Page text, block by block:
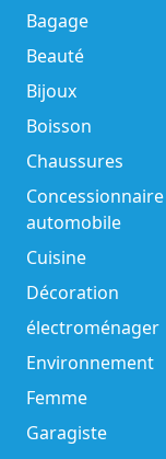
Bagage
Beauté
Bijoux
Boisson
Chaussures
Concessionnaire
automobile
Cuisine
Décoration
électroménager
Environnement
Femme
Garagiste